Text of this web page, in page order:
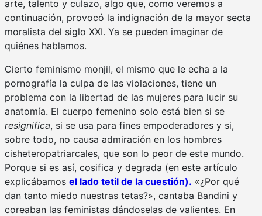
arte, talento y culazo, algo que, como veremos a
continuación, provocó la indignación de la mayor secta
moralista del siglo XXI. Ya se pueden imaginar de
quiénes hablamos.
Cierto feminismo monjil, el mismo que le echa a la
pornografía la culpa de las violaciones, tiene un
problema con la libertad de las mujeres para lucir su
anatomía. El cuerpo femenino solo está bien si se
resignifica, si se usa para fines empoderadores y si,
sobre todo, no causa admiración en los hombres
cisheteropatriarcales, que son lo peor de este mundo.
Porque si es así, cosifica y degrada (en este artículo
explicábamos el lado tetil de la cuestión). «¿Por qué
dan tanto miedo nuestras tetas?», cantaba Bandini y
coreaban las feministas dándoselas de valientes. En